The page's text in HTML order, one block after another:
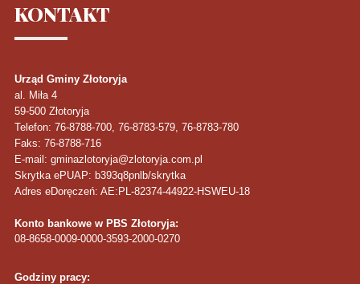
KONTAKT
Urząd Gminy Złotoryja
al. Miła 4
59-500 Złotoryja
Telefon: 76-8788-700, 76-8783-579, 76-8783-780
Faks: 76-8788-716
E-mail: gminazlotoryja@zlotoryja.com.pl
Skrytka ePUAP: b393q8pnlb/skrytka
Adres eDoręczeń: AE:PL-82374-44922-HSWEU-18
Konto bankowe w PBS Złotoryja:
08-8658-0009-0000-3593-2000-0270
Godziny pracy: